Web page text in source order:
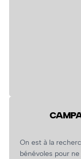
On est à la
bénévoles pour